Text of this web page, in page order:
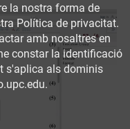
la nostra forma de
Política de privacitat.
amb nosaltres en
constar la identificació
s'aplica als dominis